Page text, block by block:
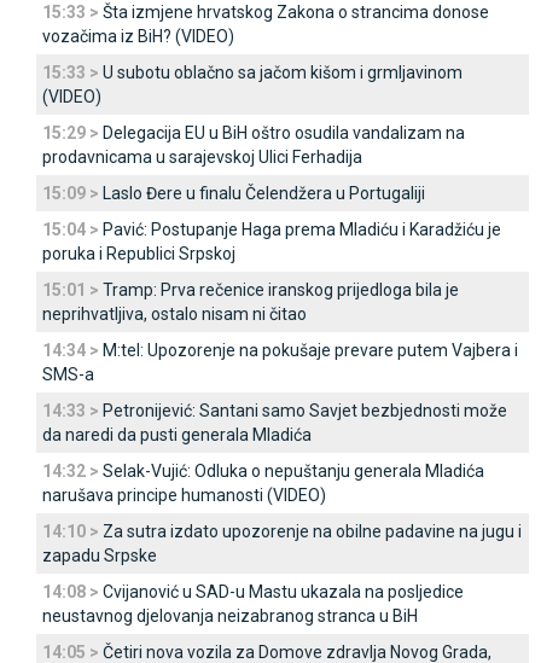
15:33 > Šta izmjene hrvatskog Zakona o strancima donose
vozačima iz BiH? (VIDEO)
15:33 > U subotu oblačno sa jačom kišom i grmljavinom
(VIDEO)
15:29 > Delegacija EU u BiH oštro osudila vandalizam na
prodavnicama u sarajevskoj Ulici Ferhadija
15:09 > Laslo Đere u finalu Čelendžera u Portugaliji
15:04 > Pavić: Postupanje Haga prema Mladiću i Karadžiću je
poruka i Republici Srpskoj
15:01 > Tramp: Prva rečenice iranskog prijedloga bila je
neprihvatljiva, ostalo nisam ni čitao
14:34 > M:tel: Upozorenje na pokušaje prevare putem Vajbera i
SMS-a
14:33 > Petronijević: Santani samo Savjet bezbjednosti može
da naredi da pusti generala Mladića
14:32 > Selak-Vujić: Odluka o nepuštanju generala Mladića
narušava principe humanosti (VIDEO)
14:10 > Za sutra izdato upozorenje na obilne padavine na jugu i
zapadu Srpske
14:08 > Cvijanović u SAD-u Mastu ukazala na posljedice
neustavnog djelovanja neizabranog stranca u BiH
14:05 > Četiri nova vozila za Domove zdravlja Novog Grada,